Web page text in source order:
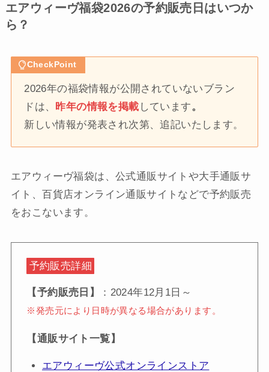
エアウィーヴ福袋2026の予約販売日はいつか
ら？
CheckPoint
2026年の福袋情報が公開されていないブラン
ドは、 昨年の情報を掲載 しています。
新しい情報が発表され次第、追記いたします。
エアウィーヴ福袋は、公式通販サイトや大手通販サ
イト、百貨店オンライン通販サイトなどで予約販売
をおこないます。
予約販売詳細
【予約販売日】 ：2024年12月1日～
※発売元により日時が異なる場合があります。
【通販サイト一覧】
エアウィーヴ公式オンラインストア